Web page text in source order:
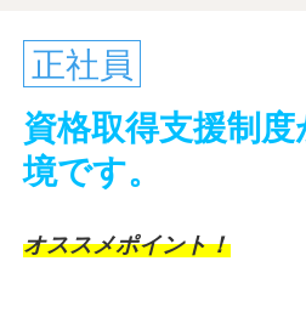
正社員
資格取得支援制
境です。
オススメポイント！